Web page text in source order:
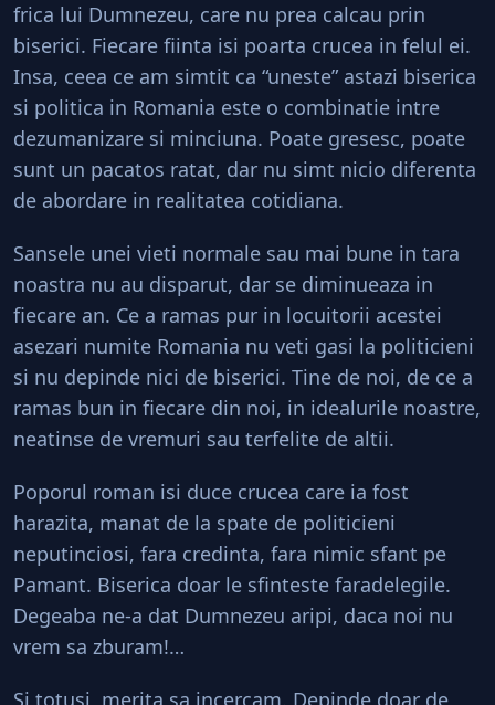
frica lui Dumnezeu, care nu prea calcau prin
biserici. Fiecare fiinta isi poarta crucea in felul ei.
Insa, ceea ce am simtit ca “uneste” astazi biserica
si politica in Romania este o combinatie intre
dezumanizare si minciuna. Poate gresesc, poate
sunt un pacatos ratat, dar nu simt nicio diferenta
de abordare in realitatea cotidiana.
Sansele unei vieti normale sau mai bune in tara
noastra nu au disparut, dar se diminueaza in
fiecare an. Ce a ramas pur in locuitorii acestei
asezari numite Romania nu veti gasi la politicieni
si nu depinde nici de biserici. Tine de noi, de ce a
ramas bun in fiecare din noi, in idealurile noastre,
neatinse de vremuri sau terfelite de altii.
Poporul roman isi duce crucea care ia fost
harazita, manat de la spate de politicieni
neputinciosi, fara credinta, fara nimic sfant pe
Pamant. Biserica doar le sfinteste faradelegile.
Degeaba ne-a dat Dumnezeu aripi, daca noi nu
vrem sa zburam!…
Si totusi, merita sa incercam. Depinde doar de